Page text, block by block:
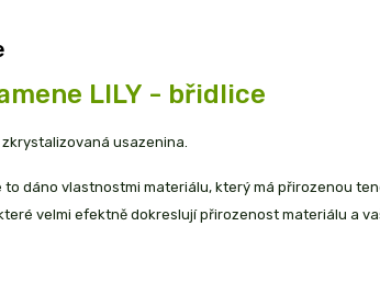
LILY - břidlice
usazenina.
dáno vlastnostmi materiálu, který má přirozenou
velmi efektně dokreslují přirozenost materiálu a